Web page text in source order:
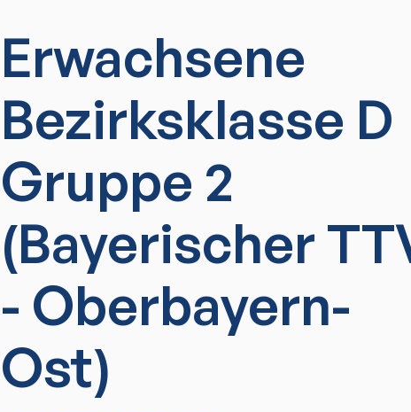
Erwachsene
Bezirksklasse D
Gruppe 2
(Bayerischer
- Oberbayern-
Ost)